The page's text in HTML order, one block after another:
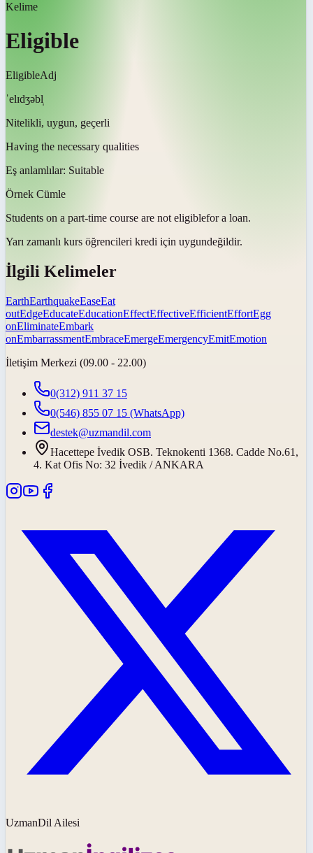
Kelime
Eligible
EligibleAdj
ˈelɪdʒəbl̩
Nitelikli, uygun, geçerli
Having the necessary qualities
Eş anlamlılar: Suitable
Örnek Cümle
Students on a part-time course are not eligiblefor a loan.
Yarı zamanlı kurs öğrencileri kredi için uygundeğildir.
İlgili Kelimeler
EarthEarthquakeEaseEat
outEdgeEducateEducationEffectEffectiveEfficientEffortEgg
onEliminateEmbark
onEmbarrassmentEmbraceEmergeEmergencyEmitEmotion
İletişim Merkezi (09.00 - 22.00)
0(312) 911 37 15
0(546) 855 07 15 (WhatsApp)
destek@uzmandil.com
Hacettepe İvedik OSB. Teknokenti 1368. Cadde No.61,
4. Kat Ofis No: 32 İvedik / ANKARA
UzmanDil Ailesi